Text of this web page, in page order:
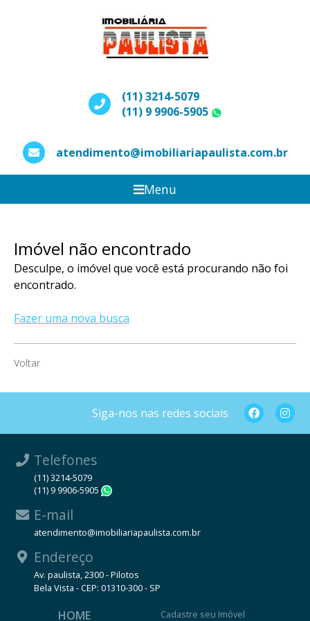
(11) 3214-5079
(11) 9 9906-5905
atendimento@imobiliariapaulista.com.br
Menu
Imóvel não encontrado
Desculpe, o imóvel que você está procurando não foi
encontrado.
Fazer uma nova busca
Voltar
Siga-nos nas redes sociais
Telefones
(11) 3214-5079
(11) 9 9906-5905
E-mail
atendimento@imobiliariapaulista.com.br
Endereço
Av. paulista, 2300 - Pilotos
Bela Vista - CEP: 01310-300 - SP
HOME Cadastre seu Imóvel